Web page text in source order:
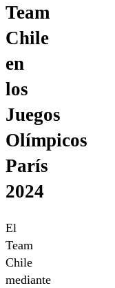
Team
Chile
en
los
Juegos
Olímpicos
París
2024
El
Team
Chile
mediante